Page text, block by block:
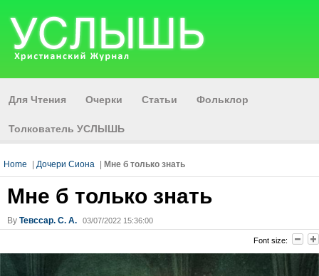
Для Чтения Очерки Статьи Фольклор
Толкователь УСЛЫШЬ
Home Дочери Сиона Мне б только знать
Мне б только знать
By Тевссар. С. А. 03/07/2022 15:36:00
Font size: